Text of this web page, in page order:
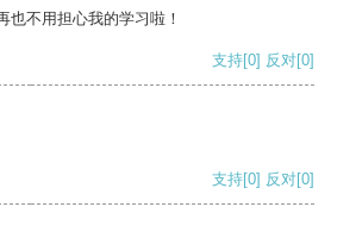
也不用担心我的学习啦！
支持[0] 反对[0]
支持[0] 反对[0]